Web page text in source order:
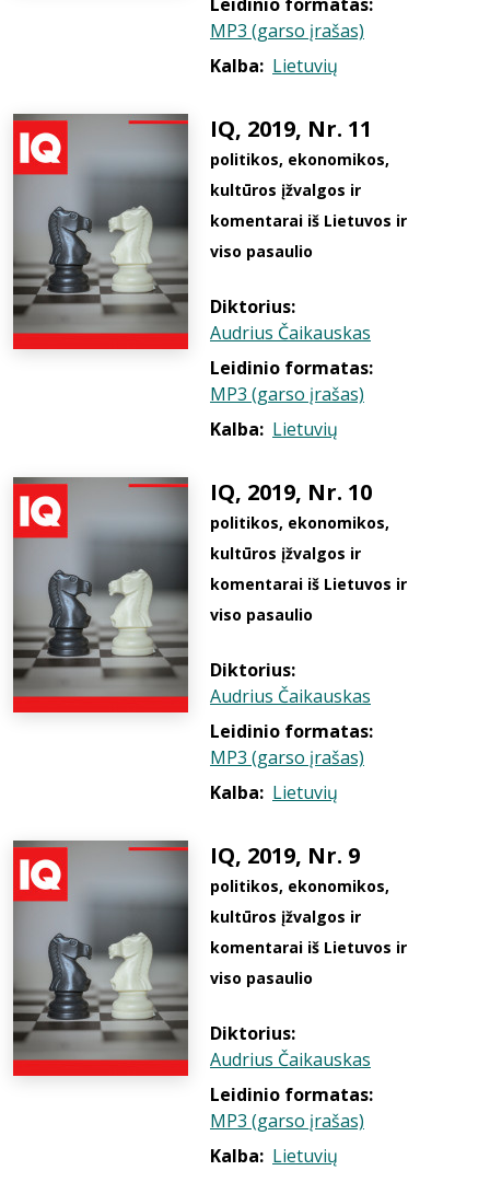
MP3 (garso įrašas)
Kalba: Lietuvių
IQ, 2019, Nr. 11
politikos, ekonomikos,
kultūros įžvalgos ir
komentarai iš Lietuvos ir
viso pasaulio
Diktorius:
Audrius Čaikauskas
Leidinio formatas:
MP3 (garso įrašas)
Kalba: Lietuvių
IQ, 2019, Nr. 10
politikos, ekonomikos,
kultūros įžvalgos ir
komentarai iš Lietuvos ir
viso pasaulio
Diktorius:
Audrius Čaikauskas
Leidinio formatas:
MP3 (garso įrašas)
Kalba: Lietuvių
IQ, 2019, Nr. 9
politikos, ekonomikos,
kultūros įžvalgos ir
komentarai iš Lietuvos ir
viso pasaulio
Diktorius:
Audrius Čaikauskas
Leidinio formatas:
MP3 (garso įrašas)
Kalba: Lietuvių